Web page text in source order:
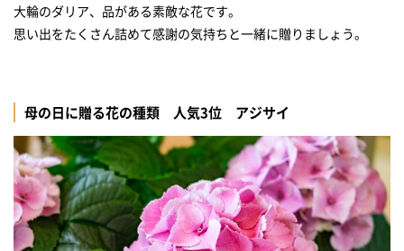
大輪のダリア、品がある素敵な花です。
思い出をたくさん詰めて感謝の気持ちと一緒に贈りましょう。
母の日に贈る花の種類 人気3位 アジサイ